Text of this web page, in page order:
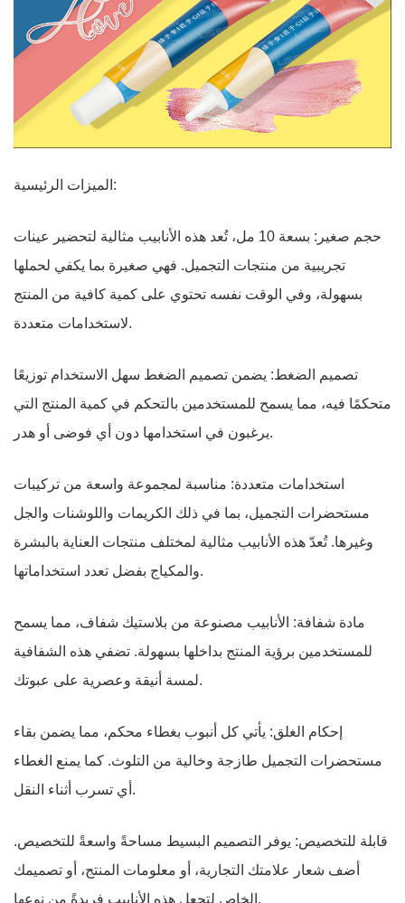
الميزات الرئيسية:
حجم صغير: بسعة 10 مل، تُعد هذه الأنابيب مثالية لتحضير عينات
تجريبية من منتجات التجميل. فهي صغيرة بما يكفي لحملها
بسهولة، وفي الوقت نفسه تحتوي على كمية كافية من المنتج
لاستخدامات متعددة.
تصميم الضغط: يضمن تصميم الضغط سهل الاستخدام توزيعًا
متحكمًا فيه، مما يسمح للمستخدمين بالتحكم في كمية المنتج التي
يرغبون في استخدامها دون أي فوضى أو هدر.
استخدامات متعددة: مناسبة لمجموعة واسعة من تركيبات
مستحضرات التجميل، بما في ذلك الكريمات واللوشنات والجل
وغيرها. تُعدّ هذه الأنابيب مثالية لمختلف منتجات العناية بالبشرة
والمكياج بفضل تعدد استخداماتها.
مادة شفافة: الأنابيب مصنوعة من بلاستيك شفاف، مما يسمح
للمستخدمين برؤية المنتج بداخلها بسهولة. تضفي هذه الشفافية
لمسة أنيقة وعصرية على عبوتك.
إحكام الغلق: يأتي كل أنبوب بغطاء محكم، مما يضمن بقاء
مستحضرات التجميل طازجة وخالية من التلوث. كما يمنع الغطاء
أي تسرب أثناء النقل.
قابلة للتخصيص: يوفر التصميم البسيط مساحةً واسعةً للتخصيص.
أضف شعار علامتك التجارية، أو معلومات المنتج، أو تصميمك
الخاص لتجعل هذه الأنابيب فريدةً من نوعها.